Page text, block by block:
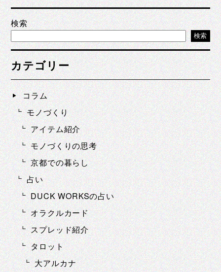
検索
検索
カテゴリー
コラム
モノづくり
アイテム紹介
モノづくりの思考
京都での暮らし
占い
DUCK WORKSの占い
オラクルカード
スプレッド紹介
タロット
大アルカナ